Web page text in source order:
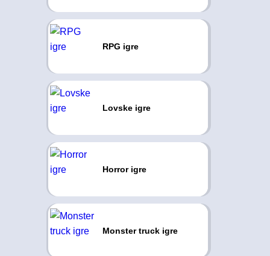
RPG igre
Lovske igre
Horror igre
Monster truck igre